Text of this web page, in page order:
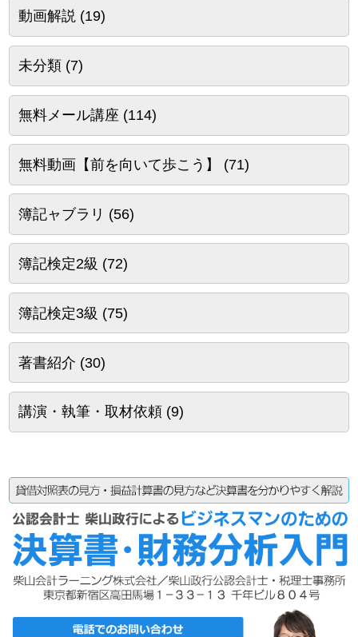
動画解説(19)
未分類(7)
無料メール講座 (114)
無料動画【前を向いて歩こう】 (71)
簿記ャブラリ (56)
簿記検定2級 (72)
簿記検定3級 (75)
著書紹介 (30)
講演・執筆・取材依頼(9)